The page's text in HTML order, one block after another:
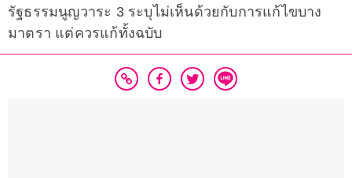
รัฐธรรมนูญวาระ 3 ระบุไม่เห็นด้วยกับการแก้ไขบาง
มาตรา แต่ควรแก้ทั้งฉบับ